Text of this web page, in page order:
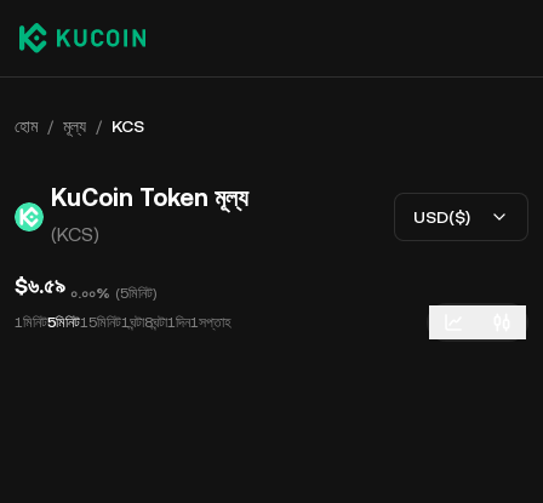
হোম / মূল্য / KCS
KuCoin Token মূল্য
(KCS)
USD($)
$৬.৫৯ ০.০০% (5মিনিট)
1মিনিট5মিনিট15মিনিট1ঘন্টা8ঘন্টা1দিন1সপ্তাহ